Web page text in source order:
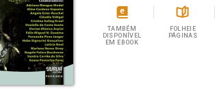
TAMBÉM
DISPONÍVEL
EM EBOOK
FOLHEIE
PÁGINAS